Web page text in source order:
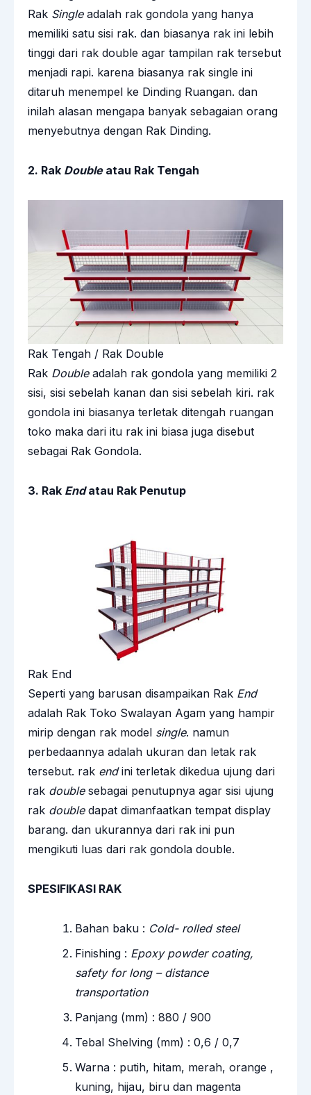
Rak Singleadalah rak gondola yang hanya
memiliki satu sisi rak. dan biasanya rak ini lebih
tinggi dari rak double agar tampilan rak tersebut
menjadi rapi. karena biasanya rak single ini
ditaruh menempel ke Dinding Ruangan. dan
inilah alasan mengapa banyak sebagaian orang
menyebutnya dengan Rak Dinding.
2. Rak Doubleatau Rak Tengah
Rak Tengah / Rak Double
Rak Doubleadalah rak gondola yang memiliki 2
sisi, sisi sebelah kanan dan sisi sebelah kiri. rak
gondola ini biasanya terletak ditengah ruangan
toko maka dari itu rak ini biasa juga disebut
sebagai Rak Gondola.
3. Rak Endatau Rak Penutup
Rak End
Seperti yang barusan disampaikan Rak End
adalah Rak Toko Swalayan Agam yang hampir
mirip dengan rak model single. namun
perbedaannya adalah ukuran dan letak rak
tersebut. rak endini terletak dikedua ujung dari
rak doublesebagai penutupnya agar sisi ujung
rak doubledapat dimanfaatkan tempat display
barang. dan ukurannya dari rak ini pun
mengikuti luas dari rak gondola double.
SPESIFIKASI RAK
Bahan baku : Cold- rolled steel
Finishing : Epoxy powder coating,
safety for long – distance
transportation
Panjang (mm) : 880 / 900
Tebal Shelving (mm) : 0,6 / 0,7
Warna : putih, hitam, merah, orange ,
kuning, hijau, biru dan magenta